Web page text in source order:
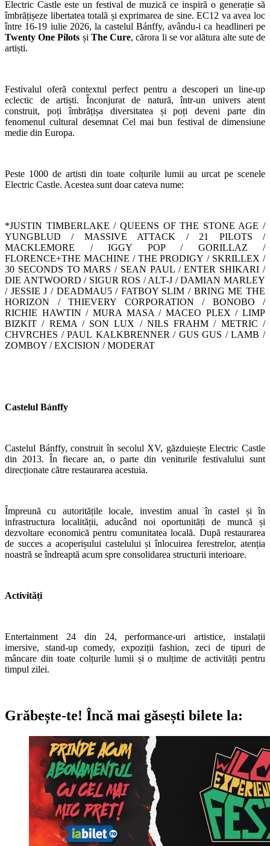
Electric Castle este un festival de muzică ce inspiră o generație să
îmbrățișeze libertatea totală și exprimarea de sine. EC12 va avea loc
între 16-19 iulie 2026, la castelul Bánffy, avându-i ca headlineri pe
Twenty One Pilots și The Cure, cărora li se vor alătura alte sute de
artiști.
Festivalul oferă contextul perfect pentru a descoperi un line-up
eclectic de artiști. Înconjurat de natură, într-un univers atent
construit, poți îmbrățișa diversitatea și poți deveni parte din
fenomenul cultural desemnat Cel mai bun festival de dimensiune
medie din Europa.
Peste 1000 de artisti din toate colțurile lumii au urcat pe scenele
Electric Castle. Acestea sunt doar cateva nume:
*JUSTIN TIMBERLAKE / QUEENS OF THE STONE AGE /
YUNGBLUD / MASSIVE ATTACK / 21 PILOTS /
MACKLEMORE / IGGY POP / GORILLAZ /
FLORENCE+THE MACHINE / THE PRODIGY / SKRILLEX /
30 SECONDS TO MARS / SEAN PAUL / ENTER SHIKARI /
DIE ANTWOORD / SIGUR ROS / ALT-J / DAMIAN MARLEY
/ JESSIE J / DEADMAU5 / FATBOY SLIM / BRING ME THE
HORIZON / THIEVERY CORPORATION / BONOBO /
RICHIE HAWTIN / MURA MASA / MACEO PLEX / LIMP
BIZKIT / REMA / SON LUX / NILS FRAHM / METRIC /
CHVRCHES / PAUL KALKBRENNER / GUS GUS / LAMB /
ZOMBOY / EXCISION / MODERAT
Castelul Bánffy
Castelul Bánffy, construit în secolul XV, găzduiește Electric Castle
din 2013. În fiecare an, o parte din veniturile festivalului sunt
direcționate către restaurarea acestuia.
Împreună cu autoritățile locale, investim anual în castel și în
infrastructura localității, aducând noi oportunități de muncă și
dezvoltare economică pentru comunitatea locală. După restaurarea
de succes a acoperișului castelului și înlocuirea ferestrelor, atenția
noastră se îndreaptă acum spre consolidarea structurii interioare.
Activități
Entertainment 24 din 24, performance-uri artistice, instalații
imersive, stand-up comedy, expoziții fashion, zeci de tipuri de
mâncare din toate colțurile lumii și o mulțime de activități pentru
timpul zilei.
Grăbește-te! Încă mai găsești bilete la: